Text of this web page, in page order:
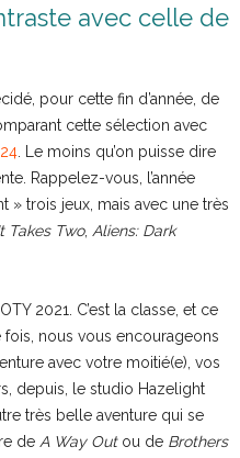
avec celle de
pour cette fin d’année, de
cette sélection avec
. Le moins qu’on puisse dire
Rappelez-vous, l’année
» trois jeux, mais avec une très
Takes Two, Aliens: Dark
2021. C’est la classe, et ce
nous vous encourageons
avec votre moitié(e), vos
depuis, le studio Hazelight
très belle aventure qui se
de A Way Outou de Brothers